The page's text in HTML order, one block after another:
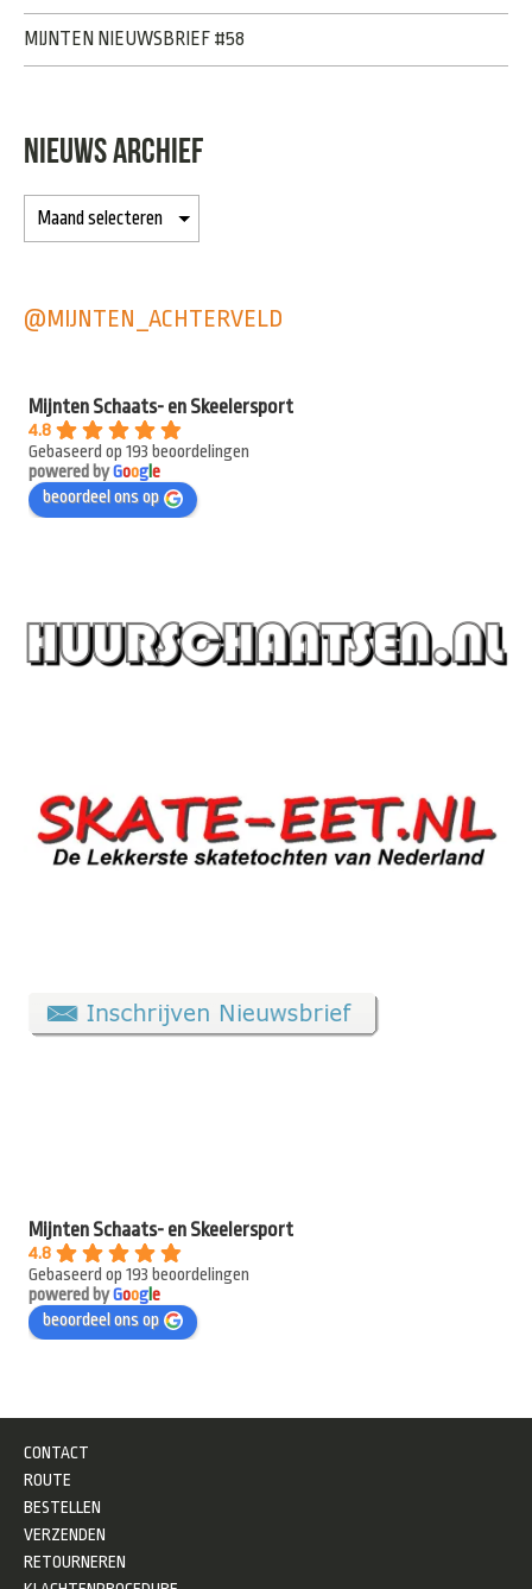
MIJNTEN NIEUWSBRIEF #58
NIEUWS ARCHIEF
@MIJNTEN_ACHTERVELD
Mijnten Schaats- en Skeelersport
4.8
Gebaseerd op 193 beoordelingen
powered byGoogle
beoordeel ons op
Mijnten Schaats- en Skeelersport
4.8
Gebaseerd op 193 beoordelingen
powered byGooge
beoordeel ons op
CONTACT
ROUTE
BESTELLEN
VERZENDEN
RETOURNEREN